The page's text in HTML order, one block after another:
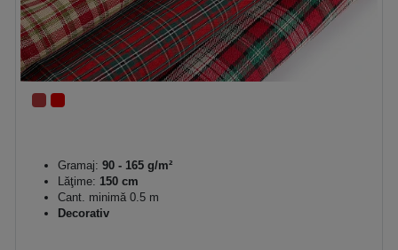
Gramaj: 90 - 165 g/m²
Lăţime: 150 cm
Cant. minimă 0.5 m
Decorativ